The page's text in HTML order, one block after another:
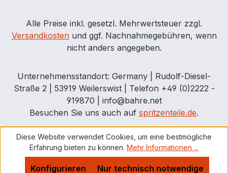
Alle Preise inkl. gesetzl. Mehrwertsteuer zzgl.
Versandkostenund ggf. Nachnahmegebühren, wenn
nicht anders angegeben.
Unternehmensstandort: Germany | Rudolf-Diesel-
Straße 2 | 53919 Weilerswist | Telefon +49 (0)2222 -
919870 | info@bahre.net
Besuchen Sie uns auch auf spritzenteile.de.
Diese Website verwendet Cookies, um eine bestmögliche
Erfahrung bieten zu können. Mehr Informationen ...
Nur technisch notwendige
Konfigurieren